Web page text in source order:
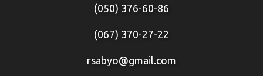
(050) 376-60-86
(067) 370-27-22
rsabyo@gmail.com